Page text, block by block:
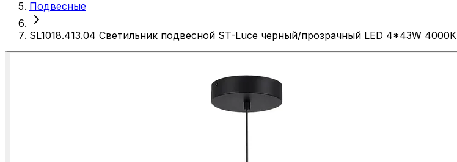
Подвесные
SL1018.413.04 Светильник подвесной ST-Luce черный/прозрачный LED 4*43W 4000K